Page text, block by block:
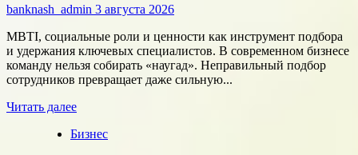
с
центрами
разработки
в
области
микроэлектроники
banknash_admin 3 августа 2026
MBTI, социальные роли и ценности как инструмент подбора
и удержания ключевых специалистов. В современном бизнесе
команду нельзя собирать «наугад». Неправильный подбор
сотрудников превращает даже сильную...
Читать далееПрочитать
о
Бизнес